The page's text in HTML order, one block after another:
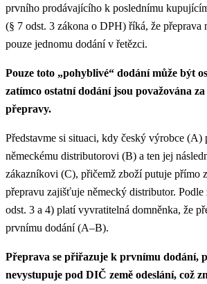
prvního prodávajícího k poslednímu
(§ 7 odst. 3 zákona o DPH) říká, že přeprava
pouze jednomu dodání v řetězci.
Pouze toto „pohyblivé“ dodání může být
zatímco ostatní dodání jsou považována
přepravy.
Představme si situaci, kdy český výrobce (A)
německému distributorovi (B) a ten jej
zákazníkovi (C), přičemž zboží putuje přímo
přepravu zajišťuje německý distributor.
odst. 3 a 4) platí vyvratitelná domněnka, že
prvnímu dodání (A–B).
Přeprava se přiřazuje k prvnímu dodání,
nevystupuje pod DIČ země odeslání, což